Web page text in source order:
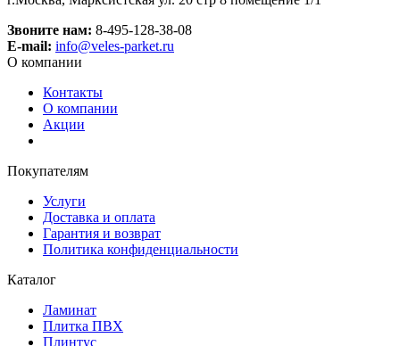
Звоните нам: 8-495-128-38-08
E-mail: info@veles-parket.ru
О компании
Контакты
О компании
Акции
Покупателям
Услуги
Доставка и оплата
Гарантия и возврат
Политика конфиденциальности
Каталог
Ламинат
Плитка ПВХ
Плинтус